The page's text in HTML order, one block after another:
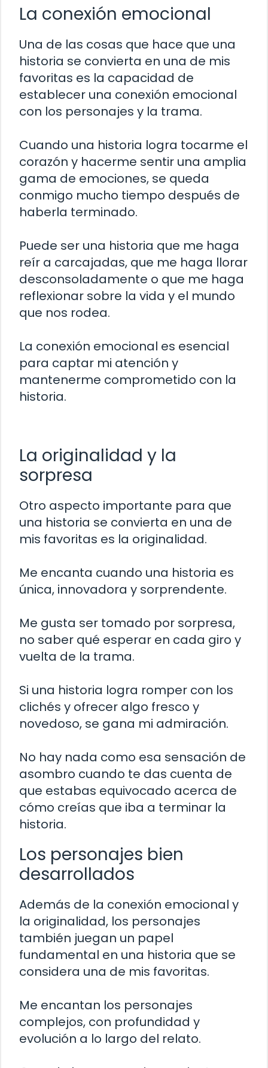
La conexión emocional
Una de las cosas que hace que una
historia se convierta en una de mis
favoritas es la capacidad de
establecer una conexión emocional
con los personajes y la trama.
Cuando una historia logra tocarme el
corazón y hacerme sentir una amplia
gama de emociones, se queda
conmigo mucho tiempo después de
haberla terminado.
Puede ser una historia que me haga
reír a carcajadas, que me haga llorar
desconsoladamente o que me haga
reflexionar sobre la vida y el mundo
que nos rodea.
La conexión emocional es esencial
para captar mi atención y
mantenerme comprometido con la
historia.
La originalidad y la
sorpresa
Otro aspecto importante para que
una historia se convierta en una de
mis favoritas es la originalidad.
Me encanta cuando una historia es
única, innovadora y sorprendente.
Me gusta ser tomado por sorpresa,
no saber qué esperar en cada giro y
vuelta de la trama.
Si una historia logra romper con los
clichés y ofrecer algo fresco y
novedoso, se gana mi admiración.
No hay nada como esa sensación de
asombro cuando te das cuenta de
que estabas equivocado acerca de
cómo creías que iba a terminar la
historia.
Los personajes bien
desarrollados
Además de la conexión emocional y
la originalidad, los personajes
también juegan un papel
fundamental en una historia que se
considera una de mis favoritas.
Me encantan los personajes
complejos, con profundidad y
evolución a lo largo del relato.